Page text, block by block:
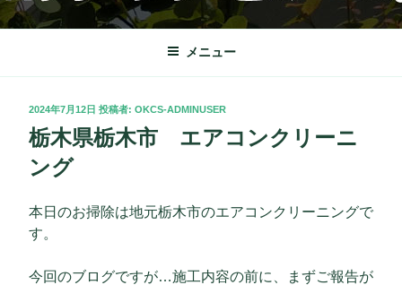
コ
ン
ン
OKクリーンサービス
栃木市を中心に理想の快適な暮らしをサポート致します。
メニュー
投
稿
日:
2024年7月12日 投稿者: OKCS-ADMINUSER
栃木県栃木市 エアコンクリーニ
ング
本日のお掃除は地元栃木市のエアコンクリーニングで
す。
今回のブログですが…施工内容の前に、まずご報告が